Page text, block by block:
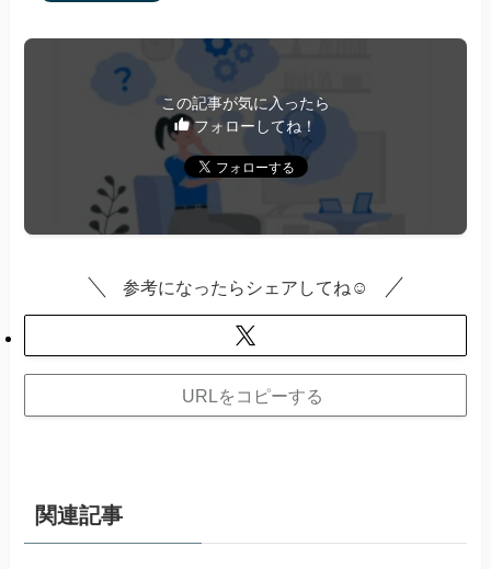
この記事が気に入ったら
フォローしてね！
参考になったらシェアしてね☺️
URLをコピーする
関連記事